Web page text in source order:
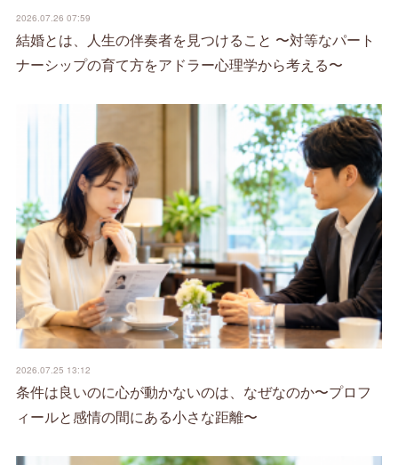
2026.07.26 07:59
結婚とは、人生の伴奏者を見つけること 〜対等なパート
ナーシップの育て方をアドラー心理学から考える〜
2026.07.25 13:12
条件は良いのに心が動かないのは、なぜなのか〜プロフ
ィールと感情の間にある小さな距離〜